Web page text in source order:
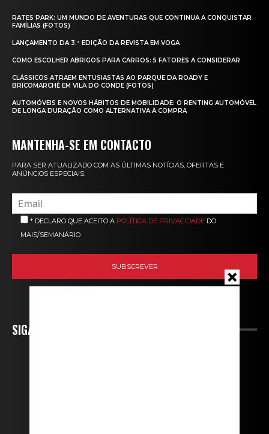
RATES PARK: UM MUNDO DE AVENTURAS QUE CONTINUA A CONQUISTAR
FAMÍLIAS (FOTOS)
LANÇAMENTO DA 3.ª EDIÇÃO DA REVISTA EM VOGA
COMO ESCOLHER ABRIGOS PARA CARROS: 5 FATORES A CONSIDERAR
CLÁSSICOS ATRAEM ENTUSIASTAS AO PARQUE DA ROADY E
BRICOMARCHÉ EM VILA DO CONDE (FOTOS)
AUTOMÓVEIS E NOVOS HÁBITOS DE MOBILIDADE: O RENTING AUTOMÓVEL
DE LONGA DURAÇÃO COMO ALTERNATIVA À COMPRA
MANTENHA-SE EM CONTACTO
PARA SER ATUALIZADO COM AS ÚLTIMAS NOTÍCIAS, OFERTAS E
ANÚNCIOS ESPECIAIS.
* DECLARO QUE ACEITO A POLÍTICA DE PRIVACIDADE DO
MAIS/SEMANÁRIO
SIGA-NOS